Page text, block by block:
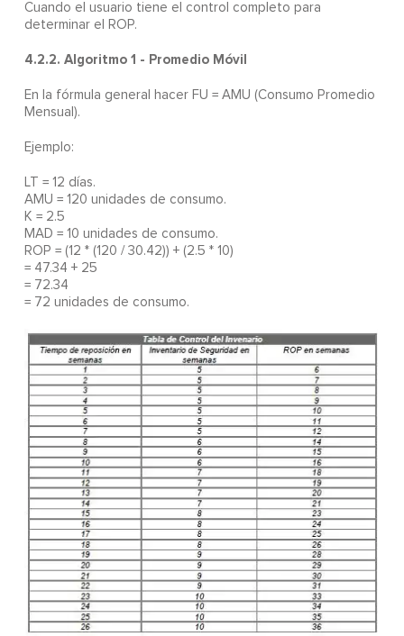
Cuando el usuario tiene el control completo para
determinar el ROP.
4.2.2. Algoritmo 1 - Promedio Móvil
En la fórmula general hacer FU = AMU (Consumo Promedio
Mensual).
Ejemplo:
LT = 12 días.
AMU = 120 unidades de consumo.
K = 2.5
MAD = 10 unidades de consumo.
ROP = (12 * (120 / 30.42)) + (2.5 * 10)
= 47.34 + 25
= 72.34
= 72 unidades de consumo.